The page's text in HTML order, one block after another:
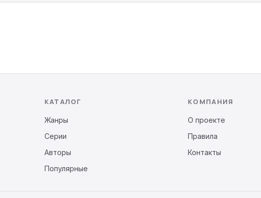
КАТАЛОГ
Жанры
Серии
Авторы
Популярные
КОМПАНИЯ
О проекте
Правила
Контакты